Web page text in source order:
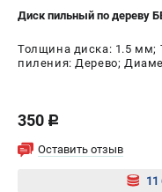
Диск пильный по дереву
Толщина диска: 1.5 мм;
пиления: Дерево;
350 c
Оставить отзыв
11